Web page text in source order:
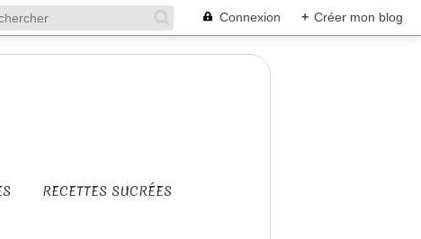
Connexion + Créer mon blog
RECETTES SUCRÉES